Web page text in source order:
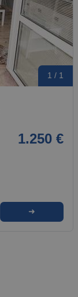
1 / 1
1.250 €
➜